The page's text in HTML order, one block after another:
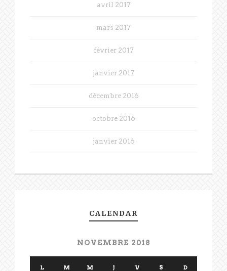
avril 2017
mars 2017
février 2017
janvier 2017
décembre 2016
octobre 2016
janvier 2016
CALENDAR
NOVEMBRE 2018
L M M J V S D